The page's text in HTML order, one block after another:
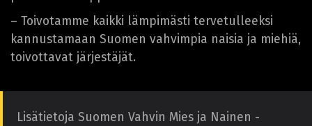
– Toivotamme kaikki lämpimästi tervetulleeksi
kannustamaan Suomen vahvimpia naisia ja miehiä,
toivottavat järjestäjät.
Lisätietoja Suomen Vahvin Mies ja Nainen -